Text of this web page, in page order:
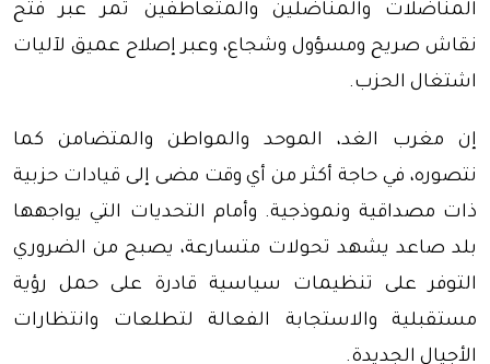
المناضلات والمناضلين والمتعاطفين تمر عبر فتح
نقاش صريح ومسؤول وشجاع، وعبر إصلاح عميق لآليات
اشتغال الحزب.
إن مغرب الغد، الموحد والمواطن والمتضامن كما
نتصوره، في حاجة أكثر من أي وقت مضى إلى قيادات حزبية
ذات مصداقية ونموذجية. وأمام التحديات التي يواجهها
بلد صاعد يشهد تحولات متسارعة، يصبح من الضروري
التوفر على تنظيمات سياسية قادرة على حمل رؤية
مستقبلية والاستجابة الفعالة لتطلعات وانتظارات
الأجيال الجديدة.